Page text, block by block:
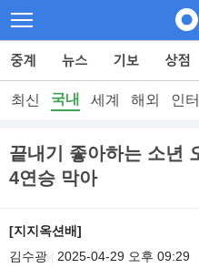
최신 국내 세계 해외 인
끝내기 좋아하는 소년
4연승 막아
[지지옥션배]
김수광
2025-04-29 오후 09:29